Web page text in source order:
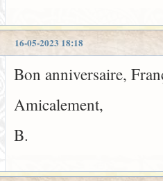
16-05-2023 18:18
Bon anniversaire,
Amicalement,
B.